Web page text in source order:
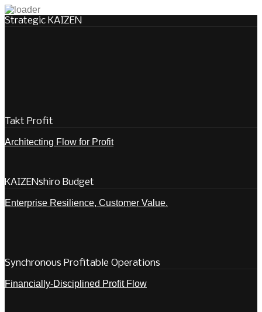
Strategic KAIZEN
Takt Profit
Architecting Flow for Profit
KAIZENshiro Budget
Enterprise Resilience, Customer Value.
Synchronous Profitable Operations
Financially‑Disciplined Profit Flow